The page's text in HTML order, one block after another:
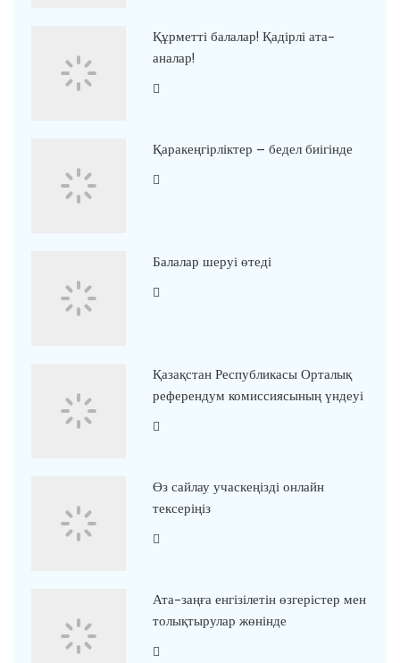
Құрметті балалар! Қадірлі ата-
аналар!
Қаракеңгірліктер – бедел биігінде
Балалар шеруі өтеді
Қазақстан Республикасы Орталық
референдум комиссиясының үндеуі
Өз сайлау учаскеңізді онлайн
тексеріңіз
Ата-заңға енгізілетін өзгерістер мен
толықтырулар жөнінде